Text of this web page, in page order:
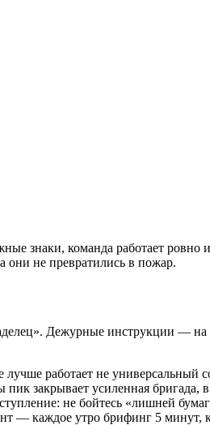
знаки, команда работает ровно
они не превратились в пожар.
Дежурные инструкции — на
работает не универсальный
пик закрывает усиленная
не бойтесь «лишней
— каждое утро брифинг 5